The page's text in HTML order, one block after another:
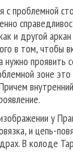
с проблемной
и другой
в том, чтобы
проявить
зоне это
у
и цепь-
В колоде